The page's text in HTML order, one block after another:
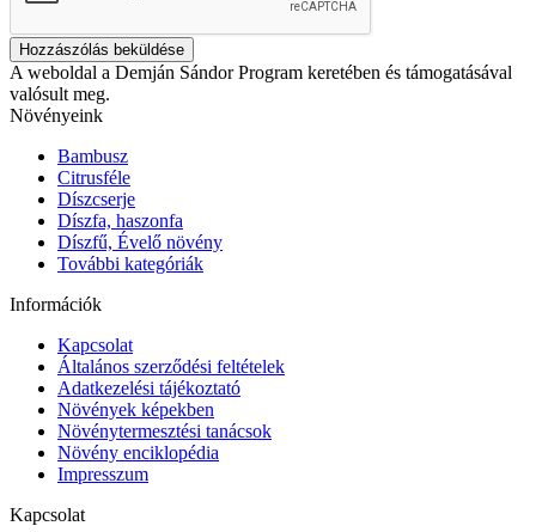
Hozzászólás beküldése
A weboldal a Demján Sándor Program keretében és támogatásával
valósult meg.
Növényeink
Bambusz
Citrusféle
Díszcserje
Díszfa, haszonfa
Díszfű, Évelő növény
További kategóriák
Információk
Kapcsolat
Általános szerződési feltételek
Adatkezelési tájékoztató
Növények képekben
Növénytermesztési tanácsok
Növény enciklopédia
Impresszum
Kapcsolat